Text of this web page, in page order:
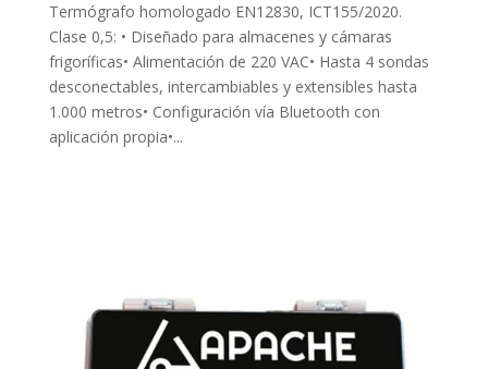
Termógrafo homologado EN12830, ICT155/2020.
Clase 0,5: • Diseñado para almacenes y cámaras
frigoríficas• Alimentación de 220 VAC• Hasta 4 sondas
desconectables, intercambiables y extensibles hasta
1.000 metros• Configuración vía Bluetooth con
aplicación propia•...